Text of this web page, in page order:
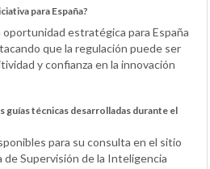
para España?
estratégica para España
que la regulación puede ser
y confianza en la innovación
guías técnicas desarrolladas durante el
para su consulta en el sitio
de Supervisión de la Inteligencia